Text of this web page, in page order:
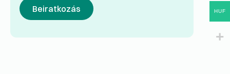
Beiratkozás HUF